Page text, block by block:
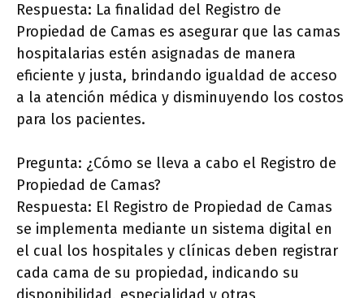
Respuesta: La finalidad del Registro de
Propiedad de Camas es asegurar que las camas
hospitalarias estén asignadas de manera
eficiente y justa, brindando igualdad de acceso
a la atención médica y disminuyendo los costos
para los pacientes.
Pregunta: ¿Cómo se lleva a cabo el Registro de
Propiedad de Camas?
Respuesta: El Registro de Propiedad de Camas
se implementa mediante un sistema digital en
el cual los hospitales y clínicas deben registrar
cada cama de su propiedad, indicando su